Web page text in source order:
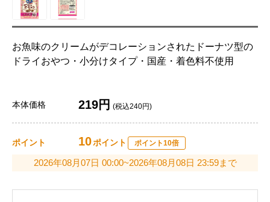
お魚味のクリームがデコレーションされたドーナツ型の
ドライおやつ・小分けタイプ・国産・着色料不使用
本体価格 219円 (税込240円)
ポイント 10ポイント ポイント10倍
2026年08月07日 00:00~2026年08月08日 23:59まで